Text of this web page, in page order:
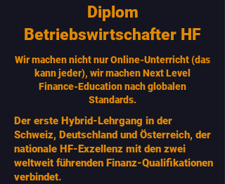
Diplom
Betriebswirtschafter HF
Wir machen nicht nur Online-Unterricht (das
kann jeder), wir machen Next Level
Finance-Education nach globalen
Standards.
Der erste Hybrid-Lehrgang in der
Schweiz, Deutschland und Österreich, der
nationale HF-Exzellenz mit den zwei
weltweit führenden Finanz-Qualifikationen
verbindet.